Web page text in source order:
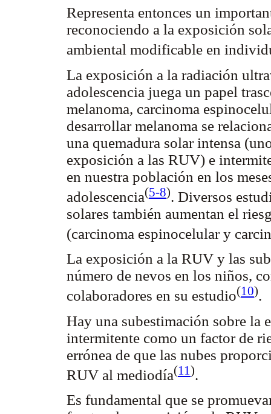
Representa entonces un
reconociendo a la exposición
ambiental modificable en
La exposición a la radiación
adolescencia juega un papel
melanoma, carcinoma
desarrollar melanoma se
una quemadura solar intensa
exposición a las RUV) e
en nuestra población en los
adolescencia(5-8). Diversos
solares también aumentan el
(carcinoma espinocelular y
La exposición a la RUV y las
número de nevos en los niños,
colaboradores en su estudio(10).
Hay una subestimación sobre la
intermitente como un factor de
errónea de que las nubes
RUV al mediodía(11).
Es fundamental que se